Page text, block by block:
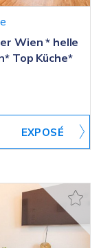
Wien * helle
Top Küche*